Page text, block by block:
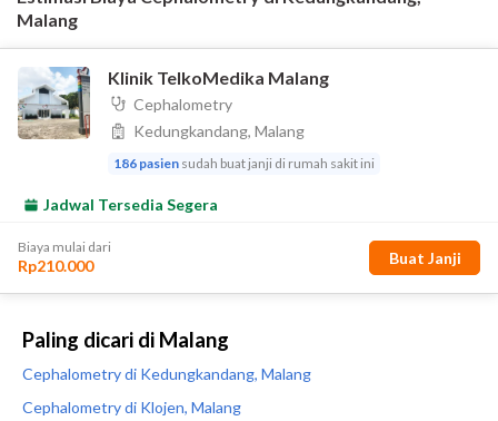
Paling dicari di Malang
Cephalometry di Kedungkandang, Malang
Cephalometry di Klojen, Malang